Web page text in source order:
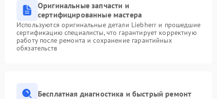
Оригинальные запчасти и
сертифицированные мастера
Используются оригинальные детали Liebherr и прошедшие
сертификацию специалисты, что гарантирует корректную
работу после ремонта и сохранение гарантийных
обязательств
Бесплатная диагностика и быстрый ремонт